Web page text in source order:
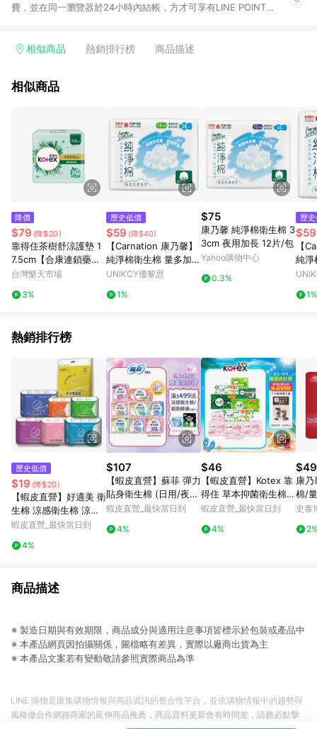
費，並在同一瀏覽器於24小時內結帳，方才可享有LINE POINTS
4. 不具回饋資格種類商品：電子禮券。 5. 回饋點數計算將排除訂
錄，相關問題請於保留時間內聯絡客服中心，並由康達盛通生活
話題性或期間限定商品來滿足您的喜好。
相似商品 熱銷排行榜 商品描述
相似商品
降價
$79 (降$20)
靠得住茶樹舒涼護墊 1
7.5cm【合康連鎖藥
局】
台灣樂天市場
3%
歷史低價
$59 (降$40)
【Carnation 康乃馨】
純淨棉衛生棉 量多加長
型（28cm）14片/包
UNIKCY優黎思
1%
$75
康乃馨 純淨棉衛生棉 3
3cm 夜用加長 12片/包
Yahoo購物中心
0.3%
歷
$59
【
純淨
（
1%
熱銷排行榜
歷史低價
$19 (降$20)
【蝦皮直營】好適美 衛
生棉 涼感衛生棉 涼感
護墊 日用 量少型護墊
衛生巾 安睡褲 褲型 透
蝦皮直營_最快當日到
4%
$107
【蝦皮直營】蘇菲 彈力
貼身衛生棉 (日用/夜
用) 超薄 輕薄 衛生棉
蝦皮直營_最快當日到
4%
$46
【蝦皮直營】Kotex 靠
得住 草本抑菌衛生棉/
草本抑菌加強版/好菌P
乾爽新升級
蝦皮直營_最快當日到
4%
$49
康乃
棉/
片/包
史泰
商品描述
※ 製造日期與有效期限，商品成分與適用注意事項皆標示於包裝或產品中
※ 本產品網頁因拍攝關係，圖檔略有差異，實際以廠商出貨為主
※ 本產品文案若有變動敬請參照實際商品為準
LINE 購物是匯集購物情報與商品資訊的整合性平台，並依購物情報中的趨勢與
風格做合作網路商家的延伸商品推薦，商品資料更新會有時間差，請務必點擊